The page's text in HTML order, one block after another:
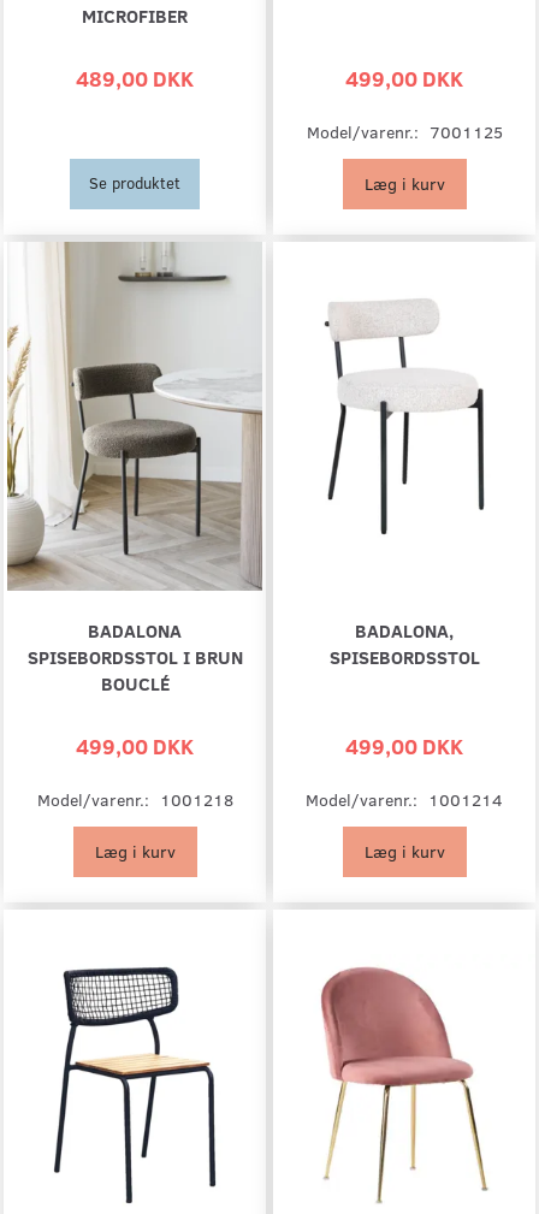
MICROFIBER
489,00 DKK
Se produktet
499,00 DKK
Model/varenr.: 7001125
Læg i kurv
BADALONA
SPISEBORDSSTOL I BRUN
BOUCLÉ
499,00 DKK
Model/varenr.: 1001218
Læg i kurv
BADALONA,
SPISEBORDSSTOL
499,00 DKK
Model/varenr.: 1001214
Læg i kurv